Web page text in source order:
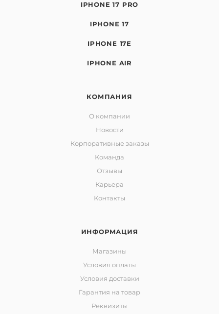
IPHONE 17 PRO
IPHONE 17
IPHONE 17E
IPHONE AIR
КОМПАНИЯ
О компании
Новости
Корпоративные заказы
Команда
Отзывы
Карьера
Контакты
ИНФОРМАЦИЯ
Магазины
Условия оплаты
Условия доставки
Гарантия на товар
Реквизиты